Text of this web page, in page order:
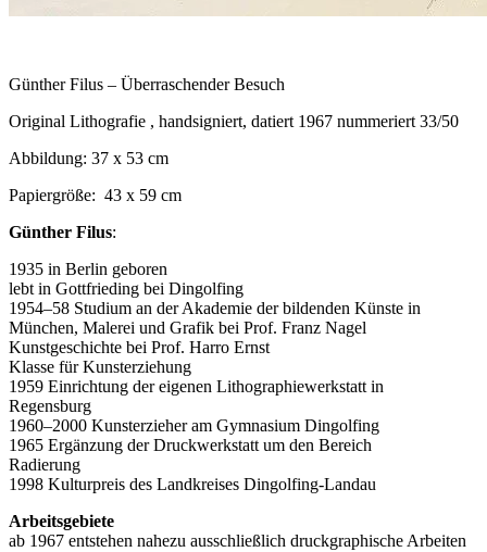
Günther Filus – Überraschender Besuch
Original Lithografie , handsigniert, datiert 1967 nummeriert 33/50
Abbildung: 37 x 53 cm
Papiergröße: 43 x 59 cm
Günther Filus:
1935 in Berlin geboren
lebt in Gottfrieding bei Dingolfing
1954–58 Studium an der Akademie der bildenden Künste in
München, Malerei und Grafik bei Prof. Franz Nagel
Kunstgeschichte bei Prof. Harro Ernst
Klasse für Kunsterziehung
1959 Einrichtung der eigenen Lithographiewerkstatt in
Regensburg
1960–2000 Kunsterzieher am Gymnasium Dingolfing
1965 Ergänzung der Druckwerkstatt um den Bereich
Radierung
1998 Kulturpreis des Landkreises Dingolfing-Landau
Arbeitsgebiete
ab 1967 entstehen nahezu ausschließlich druckgraphische Arbeiten